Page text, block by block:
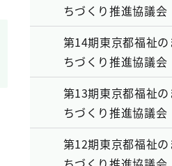
ちづくり推進協議会
第14期東京都福祉の
ちづくり推進協議会
第13期東京都福祉の
ちづくり推進協議会
第12期東京都福祉の